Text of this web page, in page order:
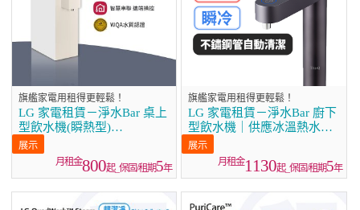
旗艦家電用租得更輕鬆！
LG 家電租賃－淨水Bar 桌上
型飲水機(瞬熱型)
(WD210MN)
800起_保固/租期5年
旗艦家電用租得更輕鬆！
LG 家電租賃－淨水Bar 廚下
型飲水機｜供應冰溫熱水
(WU525BS)
1130起_保固/租期5年